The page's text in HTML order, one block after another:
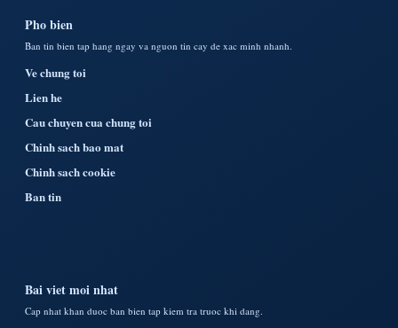
Pho bien
Ban tin bien tap hang ngay va nguon tin cay de xac minh nhanh.
Ve chung toi
Lien he
Cau chuyen cua chung toi
Chinh sach bao mat
Chinh sach cookie
Ban tin
Bai viet moi nhat
Cap nhat khan duoc ban bien tap kiem tra truoc khi dang.